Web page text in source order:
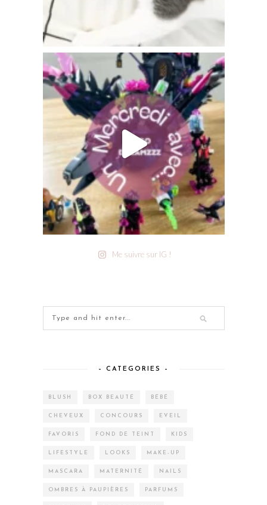
Me suivre sur IG !
– CATEGORIES –
BLUSH BOX BEAUTÉ BÉBÉ
CHEVEUX CONCOURS EVEIL
FAVORIS FOND DE TEINT KIDS
LIFESTYLE LOOKS MAKE-UP
MASCARA MATERNITÉ NAILS
OMBRES À PAUPIÈRES PARFUMS